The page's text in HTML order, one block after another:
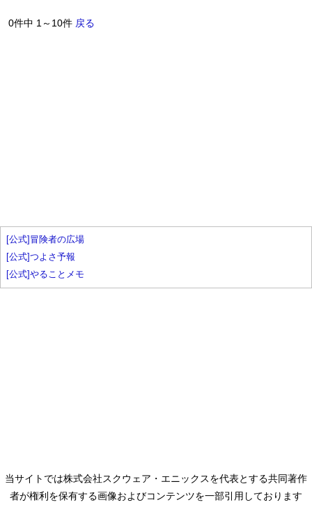
0件中 1～10件 戻る
[公式]冒険者の広場
[公式]つよさ予報
[公式]やることメモ
当サイトでは株式会社スクウェア・エニックスを代表とする共同著作
者が権利を保有する画像およびコンテンツを一部引用しております